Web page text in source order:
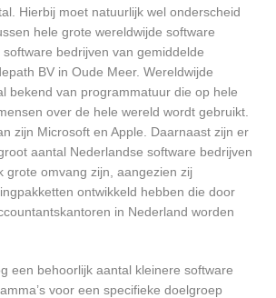
Hierbij moet natuurlijk wel onderscheid
hele grote wereldwijde software
bedrijven van gemiddelde
BV in Oude Meer. Wereldwijde
bekend van programmatuur die op hele
over de hele wereld wordt gebruikt.
zijn Microsoft en Apple. Daarnaast zijn er
aantal Nederlandse software bedrijven
grote omvang zijn, aangezien zij
ontwikkeld hebben die door
in Nederland worden
een behoorlijk aantal kleinere software
voor een specifieke doelgroep